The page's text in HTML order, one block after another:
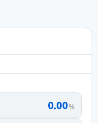
0.00%